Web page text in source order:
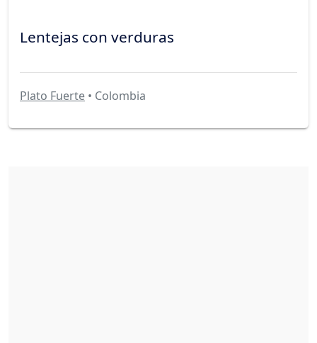
Lentejas con verduras
Plato Fuerte • Colombia